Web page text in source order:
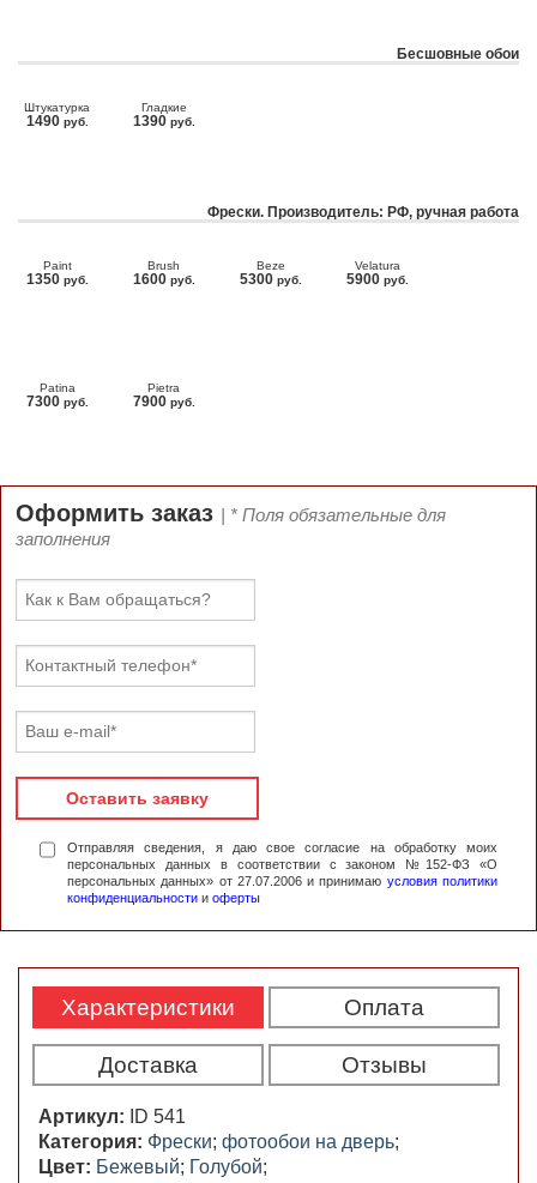
Бесшовные обои
Штукатурка
1490 руб.
Гладкие
1390 руб.
Фрески. Производитель: РФ, ручная работа
Paint
1350 руб.
Brush
1600 руб.
Beze
5300 руб.
Velatura
5900 руб.
Patina
7300 руб.
Pietra
7900 руб.
Оформить заказ | * Поля обязательные для
заполнения
Оставить заявку
Отправляя сведения, я даю свое согласие на обработку моих
персональных данных в соответствии с законом №152-ФЗ «О
персональных данных» от 27.07.2006 и принимаю условия политики
конфиденциальности и оферты
Характеристики Оплата
Доставка Отзывы
Артикул:
ID 541
Категория: Фрески; фотообои на дверь;
Цвет: Бежевый; Голубой;